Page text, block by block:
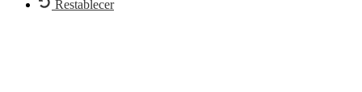
Restablecer